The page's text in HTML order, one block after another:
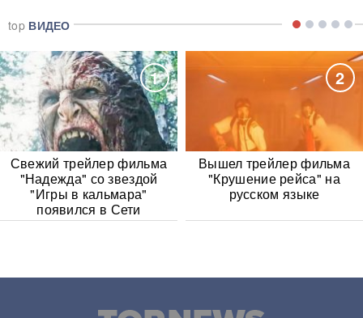
top ВИДЕО
1
Свежий трейлер фильма
"Надежда" со звездой
"Игры в кальмара"
появился в Сети
2
Вышел трейлер фильма
"Крушение рейса" на
русском языке